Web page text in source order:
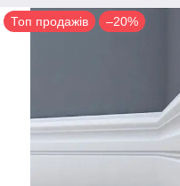
Топ продажів –20%